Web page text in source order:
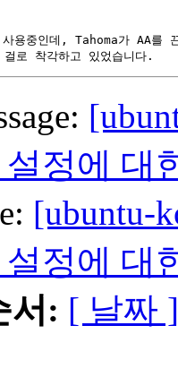
용중인데, Tahoma가 AA를
설정에 대
[ubuntu-
설정에 대
서: [ 날짜 ]